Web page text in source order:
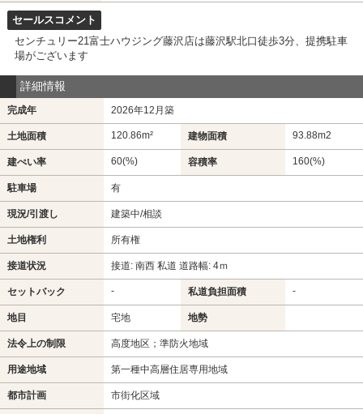
セールスコメント
センチュリー21富士ハウジング藤沢店は藤沢駅北口徒歩3分、提携駐車
場がございます
詳細情報
完成年 2026年12月築
土地面積 120.86m² 建物面積 93.88m2
建ぺい率 60(%) 容積率 160(%)
駐車場 有
現況/引渡し 建築中/相談
土地権利 所有権
接道状況 接道: 南西 私道 道路幅: 4ｍ
セットバック - 私道負担面積 -
地目 宅地 地勢
法令上の制限 高度地区；準防火地域
用途地域 第一種中高層住居専用地域
都市計画 市街化区域